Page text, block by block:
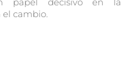
cambio.